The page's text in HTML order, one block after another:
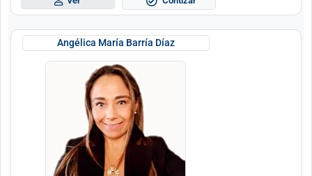
Angélica María Barría Díaz